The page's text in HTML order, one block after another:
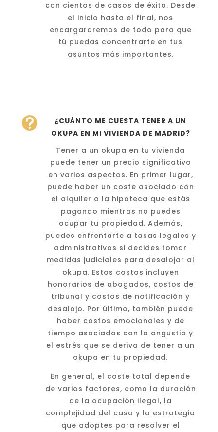
con cientos de casos de éxito. Desde
el inicio hasta el final, nos
encargararemos de todo para que
tú puedas concentrarte en tus
asuntos más importantes.

¿CUÁNTO ME CUESTA TENER A UN
OKUPA EN MI VIVIENDA DE MADRID?
Tener a un okupa en tu vivienda
puede tener un precio significativo
en varios aspectos. En primer lugar,
puede haber un coste asociado con
el alquiler o la hipoteca que estás
pagando mientras no puedes
ocupar tu propiedad. Además,
puedes enfrentarte a tasas legales y
administrativos si decides tomar
medidas judiciales para desalojar al
okupa. Estos costos incluyen
honorarios de abogados, costos de
tribunal y costos de notificación y
desalojo. Por último, también puede
haber costos emocionales y de
tiempo asociados con la angustia y
el estrés que se deriva de tener a un
okupa en tu propiedad.
En general, el coste total depende
de varios factores, como la duración
de la ocupación ilegal, la
complejidad del caso y la estrategia
que adoptes para resolver el